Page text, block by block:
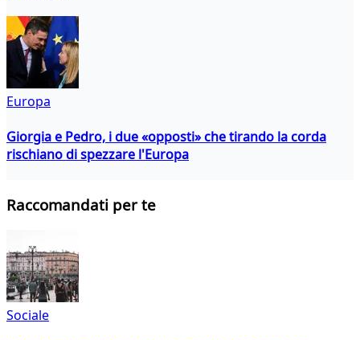
Europa
Giorgia e Pedro, i due «opposti» che tirando la corda
rischiano di spezzare l'Europa
Raccomandati per te
Sociale